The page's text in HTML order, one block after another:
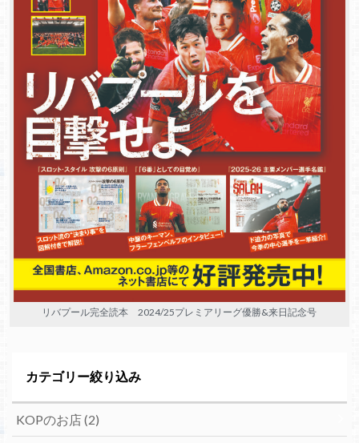
リバプール完全読本 2024/25プレミアリーグ優勝&来日記念号
カテゴリー絞り込み
KOPのお店(2)